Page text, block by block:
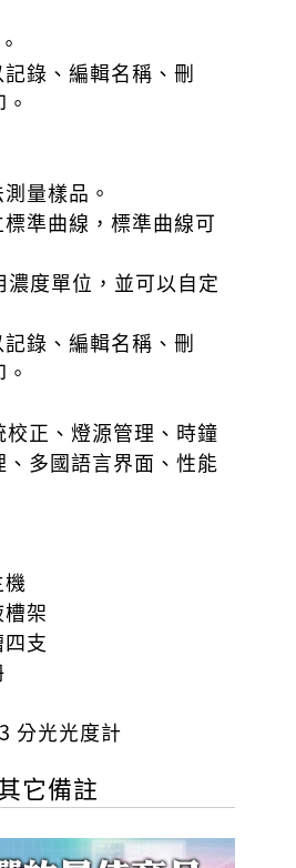
錄、編輯名稱、刪
量樣品。
準曲線，標準曲線可
度單位，並可以自定
錄、編輯名稱、刪
正、燈源管理、時鐘
多國語言界面、性能
架
支
分光光度計
它備註